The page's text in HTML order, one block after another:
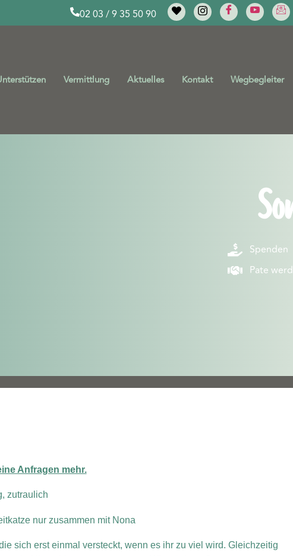
02 03 / 9 35 50 90
Vermittlung Aktuelles Kontakt Wegbegleiter
Spenden
Pate
Anfragen mehr.
zutraulich
nur zusammen mit Nona
sich erst einmal versteckt, wenn es ihr zu viel wird. Gleichzeitig